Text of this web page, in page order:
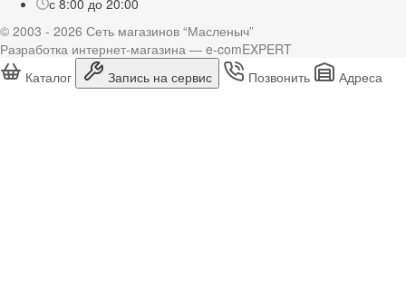
© 2003 - 2026 Сеть магазинов “Масленыч”
Разработка интернет-магазина — e-comEXPERT
Каталог
Запись на сервис Позвонить Адреса